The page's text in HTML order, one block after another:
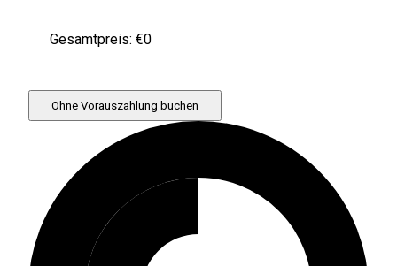
Gesamtpreis: €0
Ohne Vorauszahlung buchen